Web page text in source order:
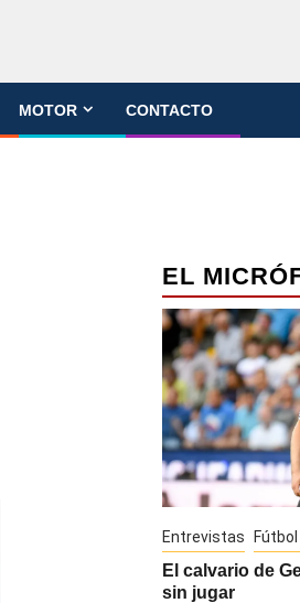
MOTOR CONTACTO
EL
Entrevistas
El calvario de
sin jugar